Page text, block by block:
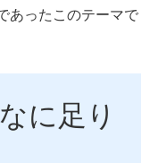
あったこのテーマで
に足り